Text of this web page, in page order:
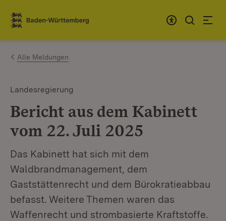
Zum Inhalt springen
Link zur Startseite
Alle Meldungen
Landesregierung
Bericht aus dem Kabinett
vom 22. Juli 2025
Das Kabinett hat sich mit dem
Waldbrandmanagement, dem
Gaststättenrecht und dem Bürokratieabbau
befasst. Weitere Themen waren das
Waffenrecht und strombasierte Kraftstoffe.